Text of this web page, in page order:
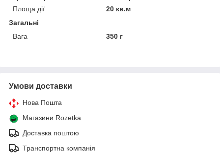
Площа дії
20 кв.м
Загальні
Вага
350 г
Умови доставки
Нова Пошта
Магазини Rozetka
Доставка поштою
Транспортна компанія